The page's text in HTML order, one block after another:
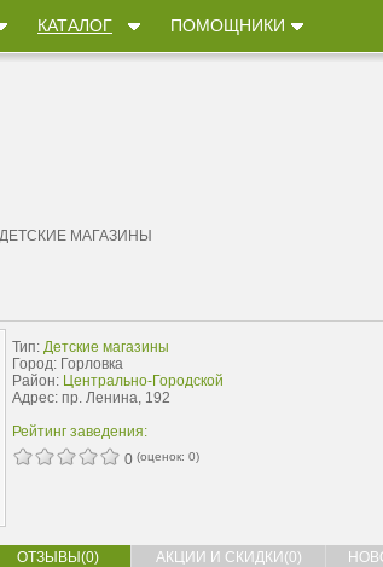
КАТАЛОГ ПОМОЩНИКИ
ДЕТСКИЕ МАГАЗИНЫ
Тип: Детские магазины
Город: Горловка
Район: Центрально-Городской
Адрес: пр. Ленина, 192
Рейтинг заведения:
0 (оценок: 0)
ОТЗЫВЫ(0) АКЦИИ И СКИДКИ(0)